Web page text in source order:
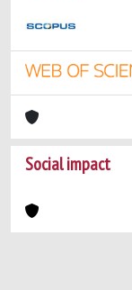
Social impact